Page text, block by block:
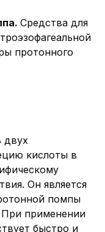
Средства для
протонного
двух
кислоты в
Он является
помпы
применении
быстро и